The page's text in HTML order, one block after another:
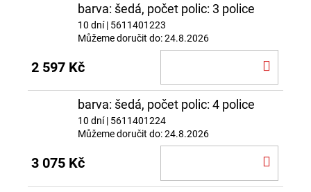
barva: šedá, počet polic: 3 police
10 dní| 5611401223
Můžeme doručit do:24.8.2026
2 597 Kč
barva: šedá, počet polic: 4 police
10 dní| 5611401224
Můžeme doručit do:24.8.2026
3 075 Kč